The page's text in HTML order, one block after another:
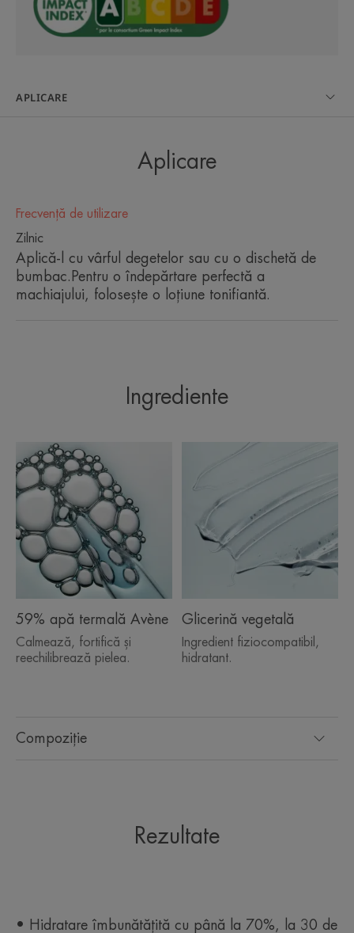
Avantaj
• ÎNDEPĂRTEAZĂ MACHIAJUL și curăță delicat
• OFERĂ CONFORT și HIDRATEAZĂ*
TEXTURĂ RECICLARE
monocentric efectuat pe 33 de subiecți cu piele și ochi sensibili, prin
aplicare de două ori pe zi în jurul ochilor, pe față, buze și decolteu ***Cu
*Straturile superioare ale pielii. Studiu cinetic al indicelui de hidratare,
până la 6 h după o singură aplicare, efectuat pe 23 de subiecți.
APLICARE
Aplicare
Frecvență de utilizare
Zilnic
Aplică-l cu vârful degetelor sau cu o dischetă de
bumbac.Pentru o îndepărtare perfectă a
machiajului, folosește o loțiune tonifiantă.
Ingrediente
Compoziție
59% apă termală Avène
Calmează, fortifică și
reechilibrează pielea.
Glicerină vegetală
Ingredient fiziocompatibil,
hidratant.
Rezultate
• Hidratare îmbunătățită cu până la 70%, la 30 de